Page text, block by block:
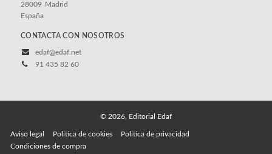
28009 Madrid
España
CONTACTA CON NOSOTROS
edaf@edaf.net
91 435 82 60
© 2026, Editorial Edaf
Aviso legal Política de cookies
Política de privacidad
Condiciones de compra